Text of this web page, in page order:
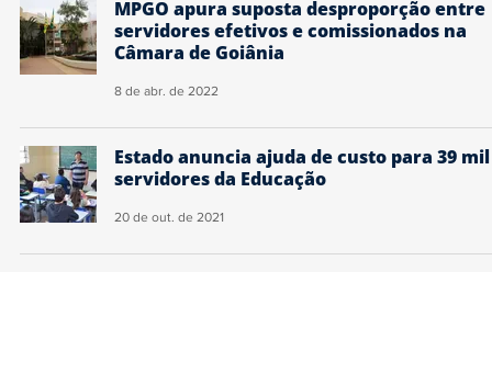
MPGO apura suposta desproporção entre
servidores efetivos e comissionados na
Câmara de Goiânia
8 de abr. de 2022
Estado anuncia ajuda de custo para 39 mil
servidores da Educação
20 de out. de 2021